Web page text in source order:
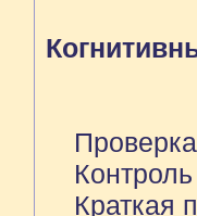
Краткая